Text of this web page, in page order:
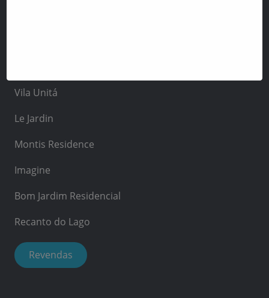
Vila Unitá
Le Jardin
Montis Residence
Imagine
Bom Jardim Residencial
Recanto do Lago
Revendas